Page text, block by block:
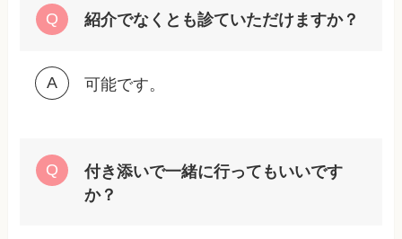
紹介でなくとも診ていただけますか？
可能です。
付き添いで一緒に行ってもいいです
か？